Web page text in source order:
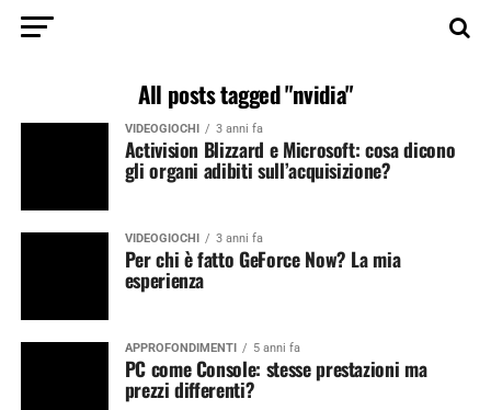
All posts tagged "nvidia"
VIDEOGIOCHI 3 anni fa
Activision Blizzard e Microsoft: cosa dicono
gli organi adibiti sull’acquisizione?
VIDEOGIOCHI 3 anni fa
Per chi è fatto GeForce Now? La mia
esperienza
APPROFONDIMENTI 5 anni fa
PC come Console: stesse prestazioni ma
prezzi differenti?